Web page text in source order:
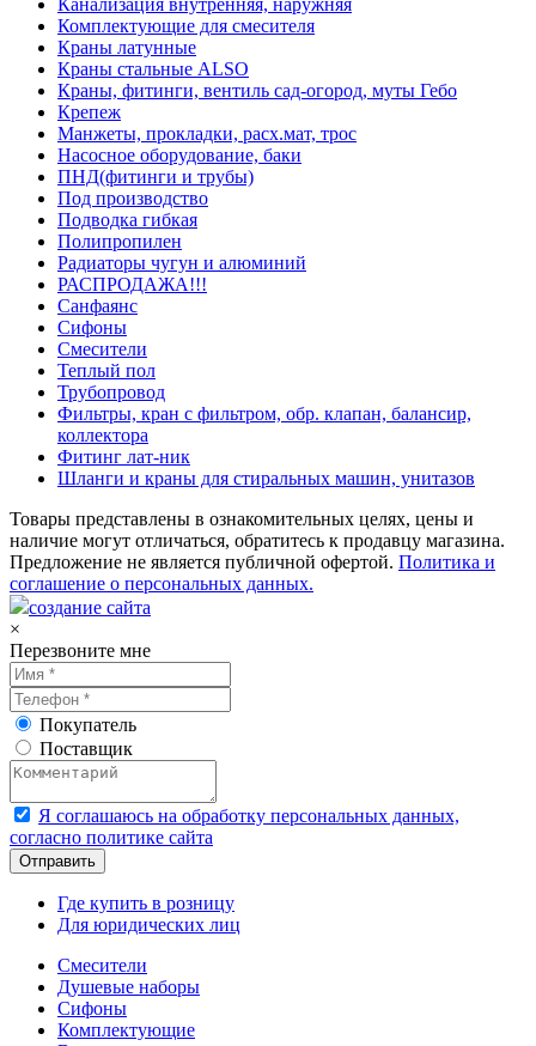
Комплектующие для смесителя
Краны латунные
Краны стальные ALSO
Краны, фитинги, вентиль сад-огород, муты Гебо
Крепеж
Манжеты, прокладки, расх.мат, трос
Насосное оборудование, баки
ПНД(фитинги и трубы)
Под производство
Подводка гибкая
Полипропилен
Радиаторы чугун и алюминий
РАСПРОДАЖА!!!
Санфаянс
Сифоны
Смесители
Теплый пол
Трубопровод
Фильтры, кран с фильтром, обр. клапан, балансир,
коллектора
Фитинг лат-ник
Шланги и краны для стиральных машин, унитазов
Товары представлены в ознакомительных целях, цены и
наличие могут отличаться, обратитесь к продавцу магазина.
Предложение не является публичной офертой. Политика и
соглашение о персональных данных.
создание сайта
×
Перезвоните мне
Покупатель
Поставщик
Я соглашаюсь на обработку персональных данных,
согласно политике сайта
Где купить в розницу
Для юридических лиц
Смесители
Душевые наборы
Сифоны
Комплектующие